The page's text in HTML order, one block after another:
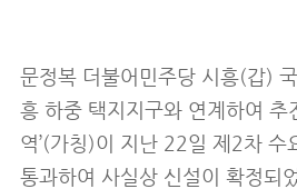
문정복 더불어민주당 시흥(갑)
흥 하중 택지지구와 연계하여 추
역’(가칭)이 지난 22일 제2차 수
통과하여 사실상 신설이 확정되